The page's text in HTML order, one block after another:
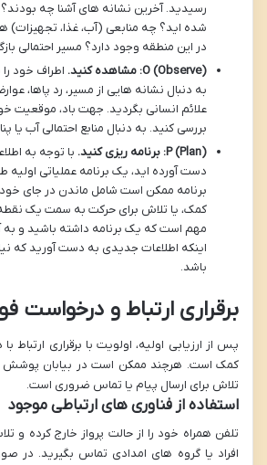
رسیدید. آخرین نشانه های آشنا چه
شده اید؟ چه منابعی (آب، غذا، تجهیزات)
در این منطقه وجود دارد؟ مسیر احتمالی
O (Observe): مشاهده کنید.
اطراف خود
به دنبال نشانه هایی از مسیر، رد پاها،
علائم انسانی بگردید. جهت باد، موقعیت
بررسی کنید. به دنبال منابع احتمالی آب یا
P (Plan): برنامه ریزی کنید.
با توجه به
دست آورده اید، یک برنامه عملیاتی اولیه
برنامه ممکن است شامل ماندن در جای
کمک، یا تلاش برای حرکت به سمت یک
مهم است که یک برنامه داشته باشید و به
اینکه اطلاعات جدیدی به دست آورید که
باشد.
برقراری ارتباط و درخواست
پس از ارزیابی اولیه، اولویت با برقراری ارتباط
کمک است. هرچند ممکن است در بیابان پوشش
تلاش برای ارسال پیام یا تماس ضروری است.
استفاده از فناوری های ارتباطی موجود
تلفن همراه خود را از حالت پرواز خارج کرده و
افراد یا گروه های امدادی تماس بگیرید.